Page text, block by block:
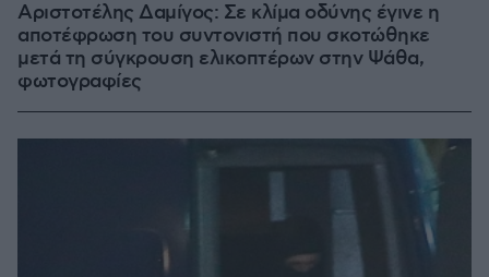
Αριστοτέλης Δαμίγος: Σε κλίμα οδύνης έγινε η
αποτέφρωση του συντονιστή που σκοτώθηκε
μετά τη σύγκρουση ελικοπτέρων στην Ψάθα,
φωτογραφίες